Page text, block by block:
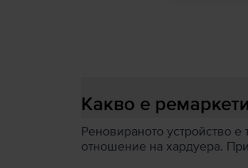
Какво е
Реновираното устройство
отношение на хардуера.